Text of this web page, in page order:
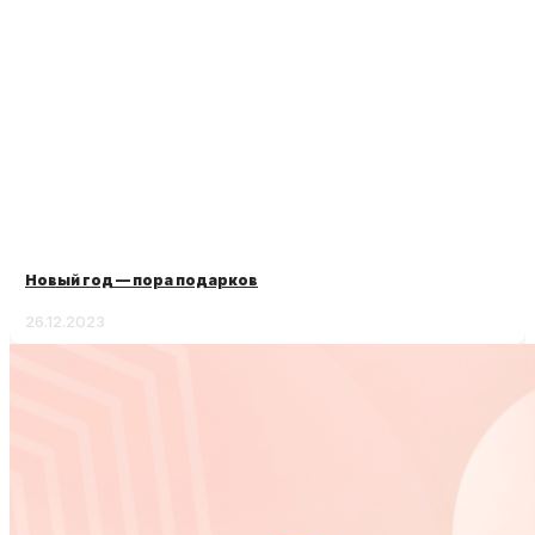
Новый год — пора подарков
26.12.2023